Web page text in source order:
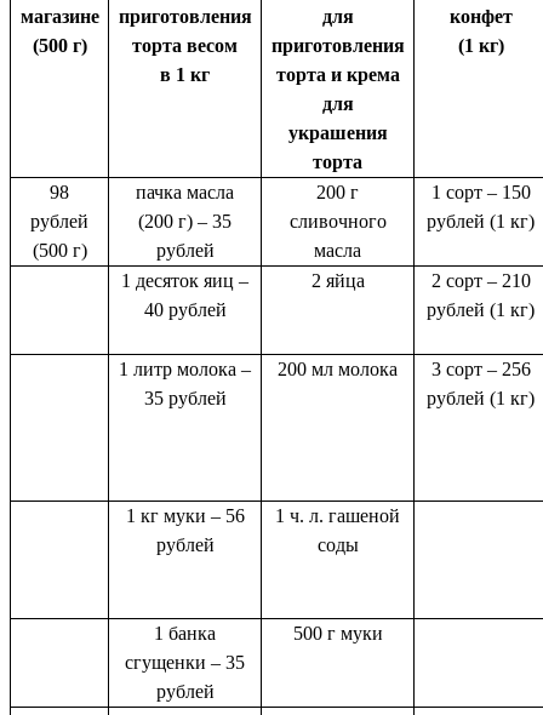
магазине
(500 г)
приготовления
торта весом
в 1 кг
для
приготовления
торта и крема
для
украшения
торта
конфет
(1 кг)
98
рублей
(500 г)
пачка масла
(200 г) – 35
рублей
200 г
сливочного
масла
1 сорт – 150
рублей (1 кг)
1 десяток яиц –
40 рублей
2 яйца
2 сорт – 210
рублей (1 кг)
1 литр молока –
35 рублей
200 мл молока
3 сорт – 256
рублей (1 кг)
1 кг муки – 56
рублей
1 ч. л. гашеной
соды
1 банка
сгущенки – 35
рублей
500 г муки